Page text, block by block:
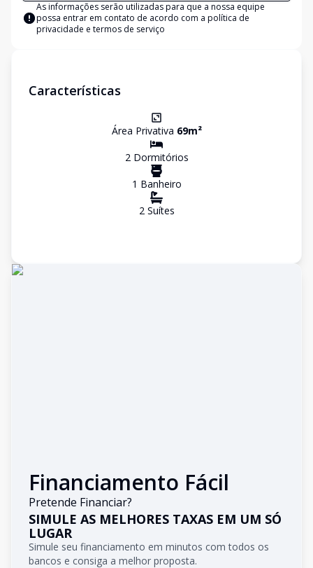
As informações serão utilizadas para que a nossa equipe
possa entrar em contato de acordo com a política de
privacidade e termos de serviço
Características
Área Privativa 69m²
2Dormitórios
1 Banheiro
2Suítes
Financiamento Fácil
Pretende Financiar?
SIMULE AS MELHORES TAXAS EM UM SÓ
LUGAR
Simule seu financiamento em minutos com todos os
bancos e consiga a melhor proposta.